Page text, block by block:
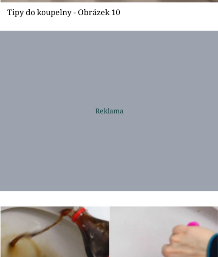
Tipy do koupelny - Obrázek 10